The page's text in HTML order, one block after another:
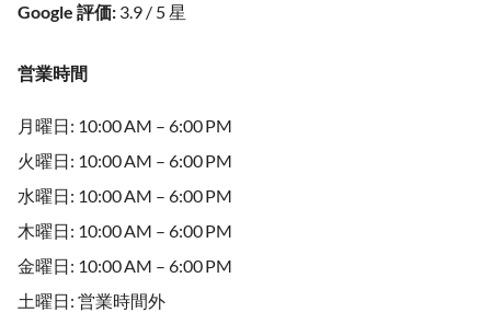
Google 評価: 3.9 / 5 星
営業時間
月曜日: 10:00 AM – 6:00 PM
火曜日: 10:00 AM – 6:00 PM
水曜日: 10:00 AM – 6:00 PM
木曜日: 10:00 AM – 6:00 PM
金曜日: 10:00 AM – 6:00 PM
土曜日: 営業時間外